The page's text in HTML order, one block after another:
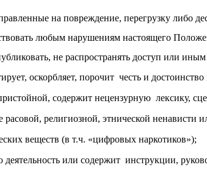
на повреждение, перегрузку либо
любым нарушениям настоящего
не распространять доступ или
оскорбляет, порочит честь и
содержит нецензурную лексику,
расовой, религиозной, этнической
веществ (в т.ч. «цифровых наркотиков»);
деятельность или содержит инструкции,